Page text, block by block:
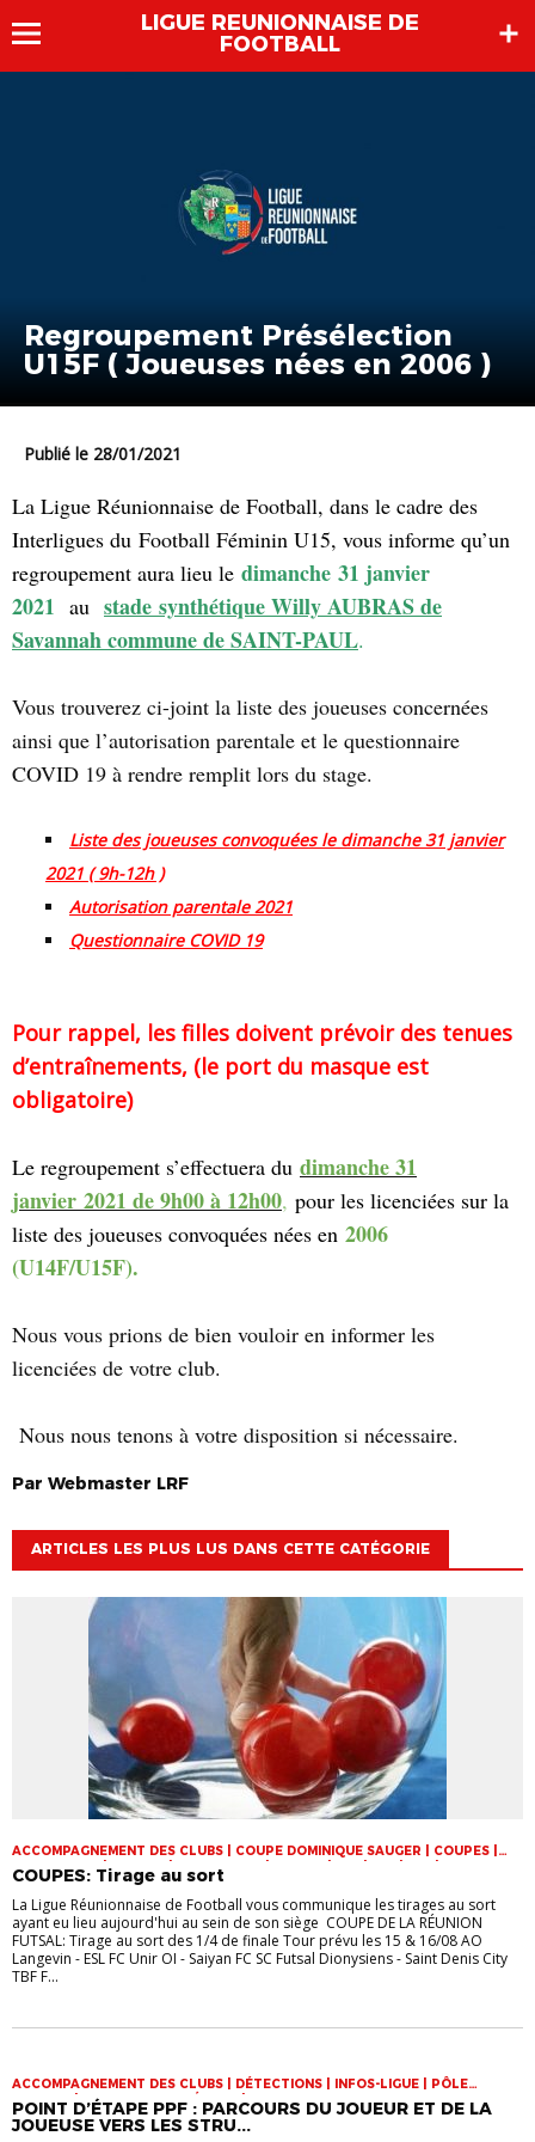
LIGUE REUNIONNAISE DE
FOOTBALL
Regroupement Présélection
U15F ( Joueuses nées en 2006 )
Publié le 28/01/2021
La Ligue Réunionnaise de Football, dans le cadre des
Interligues du Football Féminin U15, vous informe qu’un
regroupement aura lieu le dimanche 31 janvier
2021 au stade synthétique Willy AUBRAS de
Savannah commune de SAINT-PAUL.
Vous trouverez ci-joint la liste des joueuses concernées
ainsi que l’autorisation parentale et le questionnaire
COVID 19 à rendre remplit lors du stage.
Liste des joueuses convoquées le dimanche 31 janvier
2021 ( 9h-12h )
Autorisation parentale 2021
Questionnaire COVID 19
Pour rappel, les filles doivent prévoir des tenues
d’entraînements, (le port du masque est
obligatoire)
Le regroupement s’effectuera du dimanche 31
janvier 2021 de 9h00à 12h00, pour les licenciées sur la
liste des joueuses convoquées nées en 2006
(U14F/U15F).
Nous vous prions de bien vouloir en informer les
licenciées de votre club.
Nous nous tenons à votre disposition si nécessaire.
Par Webmaster LRF
ARTICLES LES PLUS LUS DANS CETTE CATÉGORIE
ACCOMPAGNEMENT DES CLUBS | COUPE DOMINIQUE SAUGER | COUPES |
FOOT LOISIR | FUTSAL | INFOS-LIGUE | JEUNES | U14 | U15 | U17 | VIE DES
CLUBS
COUPES: Tirage au sort
La Ligue Réunionnaise de Football vous communique les tirages au sort
ayant eu lieu aujourd'hui au sein de son siège COUPE DE LA RÉUNION
FUTSAL: Tirage au sort des 1/4 de finale Tour prévu les 15 & 16/08 AO
Langevin - ESL FC Unir OI - Saiyan FC SC Futsal Dionysiens - Saint Denis City
TBF F...
ACCOMPAGNEMENT DES CLUBS | DÉTECTIONS | INFOS-LIGUE | PÔLE
ESPOIRS | SPORT-ETUDE FÉMININ | VIE DES CLUBS
POINT D’ÉTAPE PPF : PARCOURS DU JOUEUR ET DE LA
JOUEUSE VERS LES STRU...